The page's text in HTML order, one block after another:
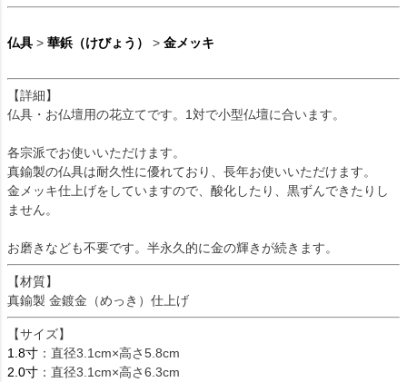
仏具 > 華鋲（けびょう） > 金メッキ
【詳細】
仏具・お仏壇用の花立てです。1対で小型仏壇に合います。
各宗派でお使いいただけます。
真鍮製の仏具は耐久性に優れており、長年お使いいただけます。
金メッキ仕上げをしていますので、酸化したり、黒ずんできたりし
ません。
お磨きなども不要です。半永久的に金の輝きが続きます。
【材質】
真鍮製 金鍍金（めっき）仕上げ
【サイズ】
1.8寸 ：直径3.1cm×高さ5.8cm
2.0寸 ：直径3.1cm×高さ6.3cm